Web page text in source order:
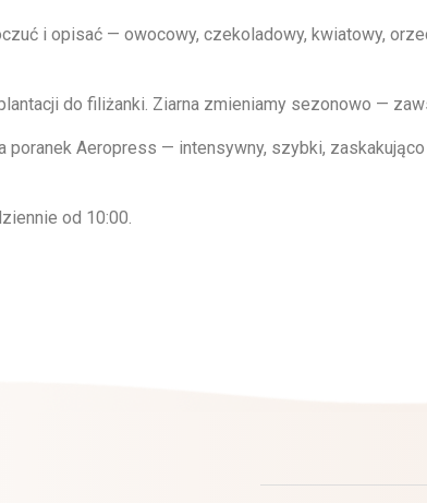
i opisać — owocowy, czekoladowy, kwiatowy,
do filiżanki. Ziarna zmieniamy sezonowo —
poranek Aeropress — intensywny, szybki,
od 10:00.